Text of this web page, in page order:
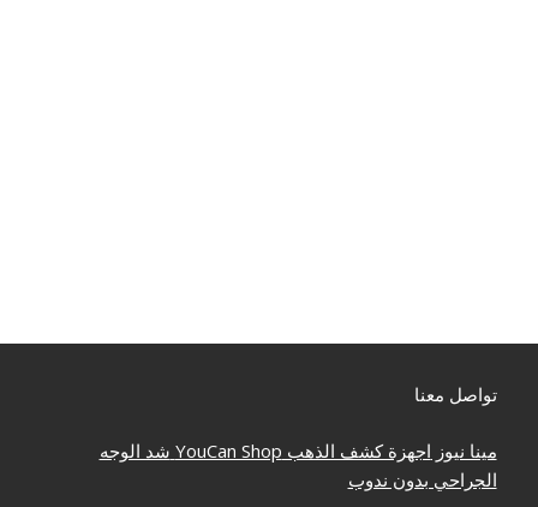
تواصل معنا
مينا نيوز اجهزة كشف الذهب YouCan Shop شد الوجه
الجراحي بدون ندوب